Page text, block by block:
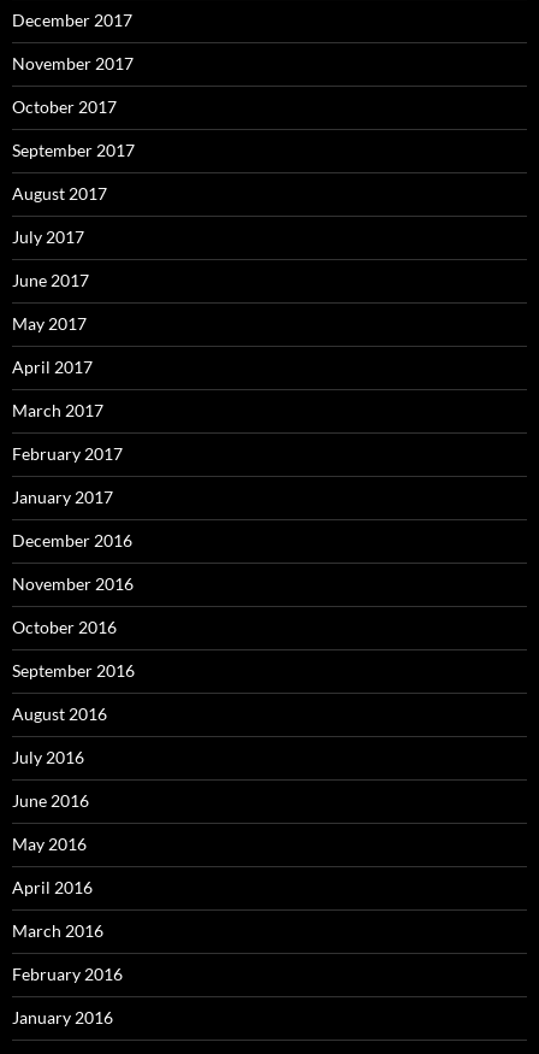
December 2017
November 2017
October 2017
September 2017
August 2017
July 2017
June 2017
May 2017
April 2017
March 2017
February 2017
January 2017
December 2016
November 2016
October 2016
September 2016
August 2016
July 2016
June 2016
May 2016
April 2016
March 2016
February 2016
January 2016